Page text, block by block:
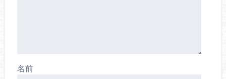
名前